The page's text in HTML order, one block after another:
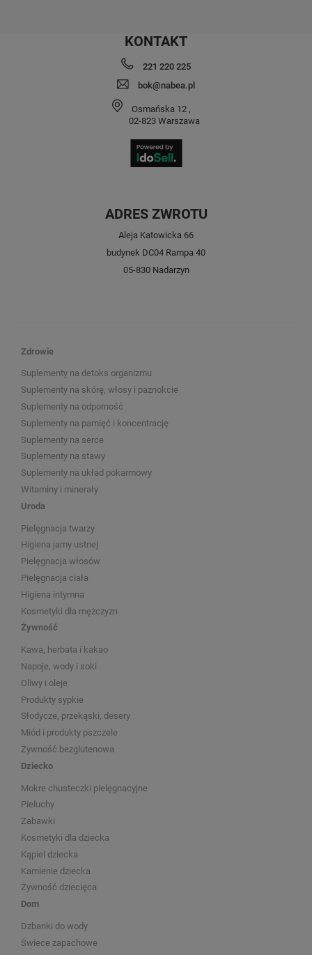
KONTAKT
221 220 225
bok@nabea.pl
Osmańska 12 ,
02-823 Warszawa
ADRES ZWROTU
Aleja Katowicka 66
budynek DC04 Rampa 40
05-830 Nadarzyn
Zdrowie
Suplementy na detoks organizmu
Suplementy na skórę, włosy i paznokcie
Suplementy na odporność
Suplementy na pamięć i koncentrację
Suplementy na serce
Suplementy na stawy
Suplementy na układ pokarmowy
Witaminy i minerały
Uroda
Pielęgnacja twarzy
Higiena jamy ustnej
Pielęgnacja włosów
Pielęgnacja ciała
Higiena intymna
Kosmetyki dla mężczyzn
Żywność
Kawa, herbata i kakao
Napoje, wody i soki
Oliwy i oleje
Produkty sypkie
Słodycze, przekąski, desery
Miód i produkty pszczele
Żywność bezglutenowa
Dziecko
Mokre chusteczki pielęgnacyjne
Pieluchy
Zabawki
Kosmetyki dla dziecka
Kąpiel dziecka
Kamienie dziecka
Żywność dziecięca
Dom
Dzbanki do wody
Świece zapachowe